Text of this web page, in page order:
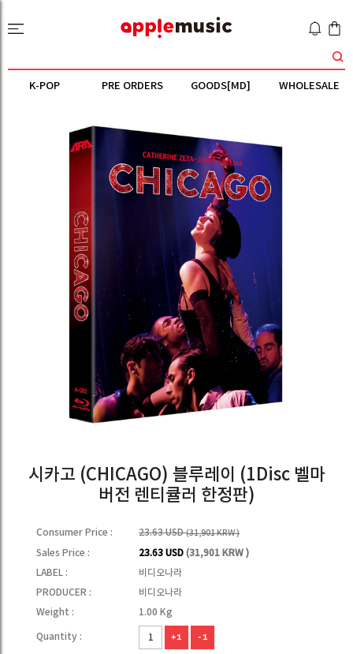
K-POP PRE ORDERS GOODS[MD] WHOLESALE
시카고 (CHICAGO) 블루레이 (1Disc 벨마
버전 렌티큘러 한정판)
Consumer Price : 23.63 USD(31,901 KRW )
Sales Price : 23.63 USD(31,901 KRW )
LABEL :
비디오나라
PRODUCER :
비디오나라
Weight :
1.00 Kg
Quantity : +1 -1